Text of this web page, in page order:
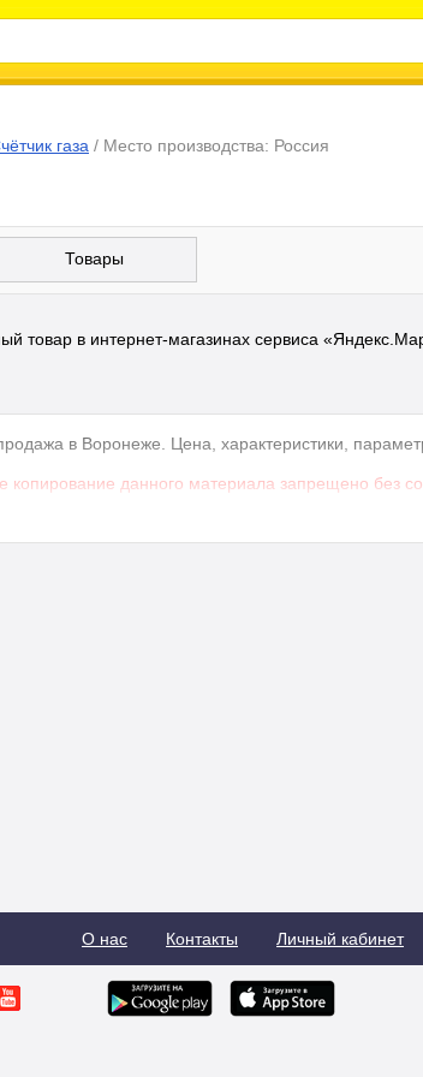
газа / Место производства: Россия
Товары
товар в интернет-магазинах сервиса
продажа в Воронеже. Цена, характеристики,
копирование данного материала запрещено без
О нас Контакты Личный кабинет